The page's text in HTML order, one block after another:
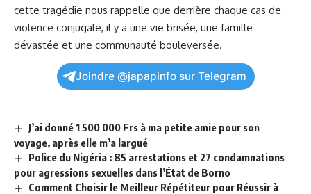
cette tragédie​ nous rappelle que derrière chaque cas de
violence conjugale, il y a une vie brisée, une famille
dévastée et une communauté bouleversée.
Joindre @japapinfo sur Telegram
J’ai donné 1 500 000 Frs à ma petite amie pour son
voyage, après elle m’a largué
Police du Nigéria : 85 arrestations et 27 condamnations
pour agressions sexuelles dans l’État de Borno
Comment Choisir le Meilleur Répétiteur pour Réussir à